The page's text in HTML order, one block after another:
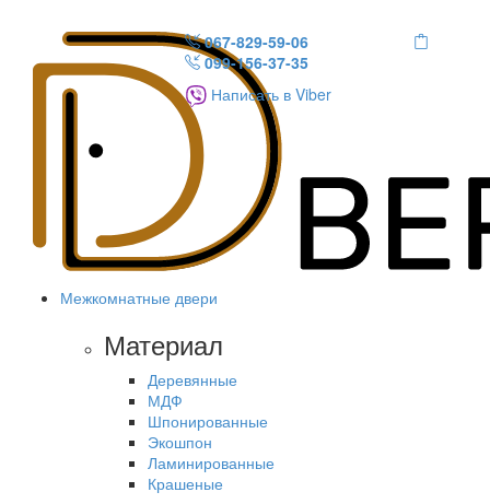
067-829-59-06
099-156-37-35
Написать в Viber
Межкомнатные двери
Материал
Деревянные
МДФ
Шпонированные
Экошпон
Ламинированные
Крашеные